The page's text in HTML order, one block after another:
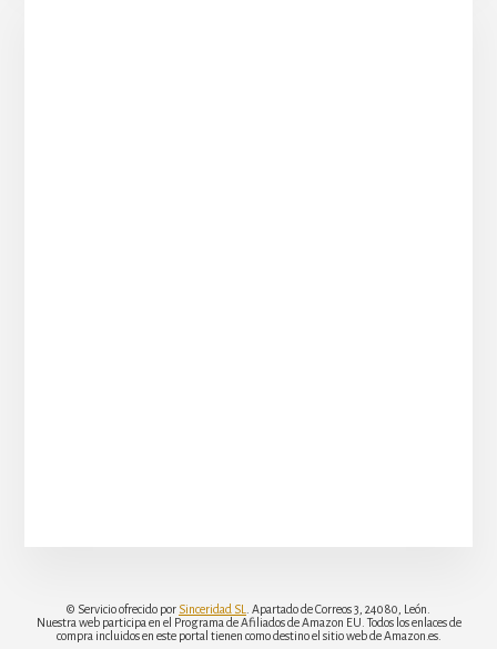
© Servicio ofrecido por Sinceridad SL
. Apartado de Correos 3, 24080, León.
Nuestra web participa en el Programa de Afiliados de Amazon EU. Todos los enlaces de
compra incluidos en este portal tienen como destino el sitio web de Amazon.es.